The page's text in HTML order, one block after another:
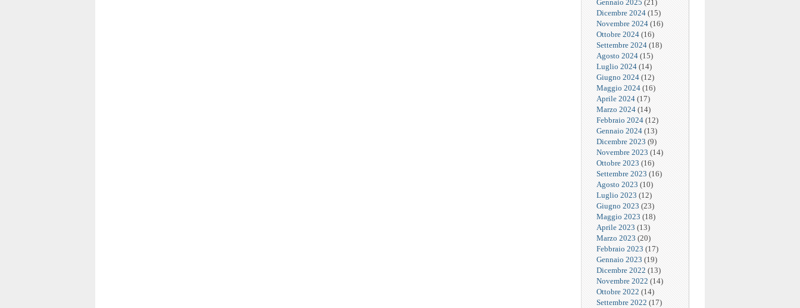
Gennaio 2025 (21)
Dicembre 2024 (15)
Novembre 2024 (16)
Ottobre 2024 (16)
Settembre 2024 (18)
Agosto 2024 (15)
Luglio 2024 (14)
Giugno 2024 (12)
Maggio 2024 (16)
Aprile 2024 (17)
Marzo 2024 (14)
Febbraio 2024 (12)
Gennaio 2024 (13)
Dicembre 2023 (9)
Novembre 2023 (14)
Ottobre 2023 (16)
Settembre 2023 (16)
Agosto 2023 (10)
Luglio 2023 (12)
Giugno 2023 (23)
Maggio 2023 (18)
Aprile 2023 (13)
Marzo 2023 (20)
Febbraio 2023 (17)
Gennaio 2023 (19)
Dicembre 2022 (13)
Novembre 2022 (14)
Ottobre 2022 (14)
Settembre 2022 (17)